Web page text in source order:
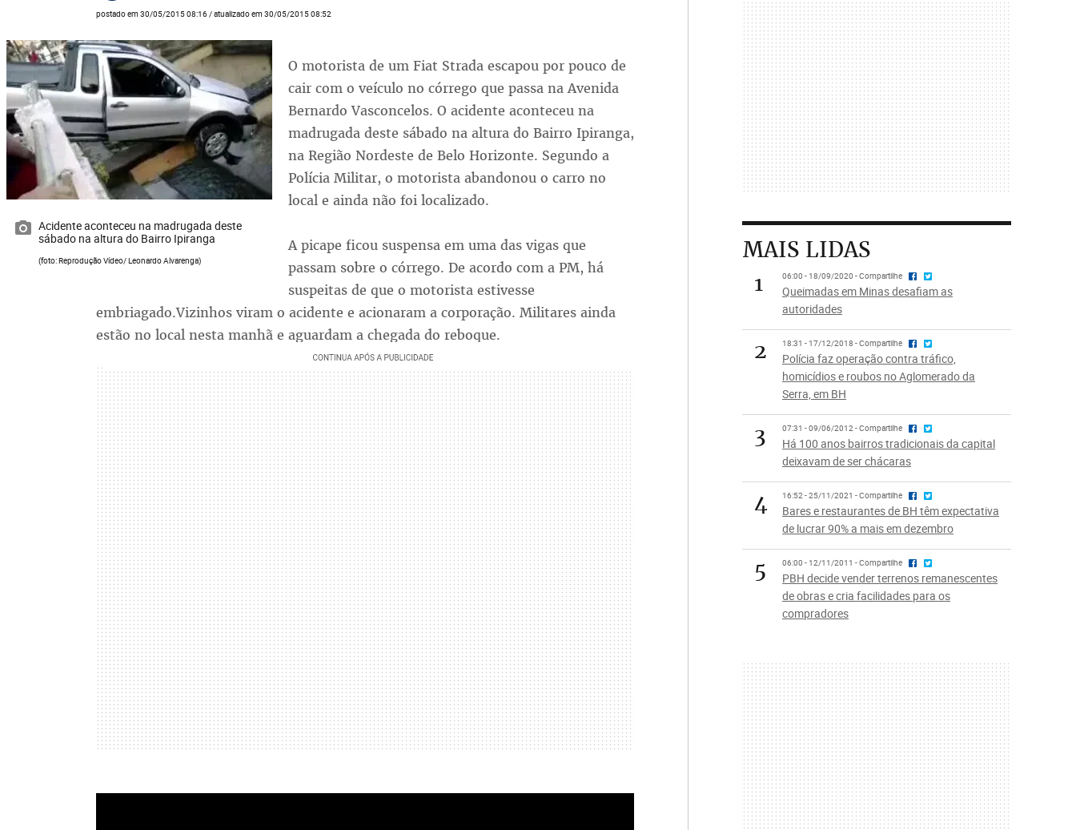
postado em 30/05/2015 08:16 / atualizado em 30/05/2015 08:52
Acidente aconteceu na madrugada deste
sábado na altura do Bairro Ipiranga
(foto: Reprodução Vídeo/ Leonardo Alvarenga)
O motorista de um Fiat Strada escapou por pouco de
cair com o veículo no córrego que passa na Avenida
Bernardo Vasconcelos. O acidente aconteceu na
madrugada deste sábado na altura do Bairro Ipiranga,
na Região Nordeste de Belo Horizonte. Segundo a
Polícia Militar, o motorista abandonou o carro no
local e ainda não foi localizado.
A picape ficou suspensa em uma das vigas que
passam sobre o córrego. De acordo com a PM, há
suspeitas de que o motorista estivesse
embriagado.Vizinhos viram o acidente e acionaram a corporação. Militares ainda
estão no local nesta manhã e aguardam a chegada do reboque.
MAIS LIDAS
1
06:00 - 18/09/2020 - Compartilhe
Queimadas em Minas desafiam as
autoridades
2 18:31 - 17/12/2018 - Compartilhe
Polícia faz operação contra tráfico,
homicídios e roubos no Aglomerado da
Serra, em BH
3 07:31 - 09/06/2012 - Compartilhe
Há 100 anos bairros tradicionais da capital
deixavam de ser chácaras
4 16:52 - 25/11/2021 - Compartilhe
Bares e restaurantes de BH têm expectativa
de lucrar 90% a mais em dezembro
5 06:00 - 12/11/2011 - Compartilhe
PBH decide vender terrenos remanescentes
de obras e cria facilidades para os
compradores